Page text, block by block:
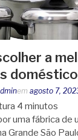
a
em agosto 7,
4 minutos
uma fábrica
Grande São